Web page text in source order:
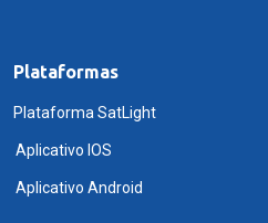
Plataformas
Plataforma SatLight
Aplicativo IOS
Aplicativo Android